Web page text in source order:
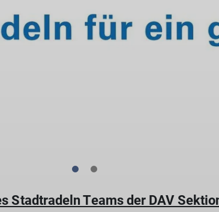
© https://www.stadtradeln.de
Stadtradeln Teams der DAV